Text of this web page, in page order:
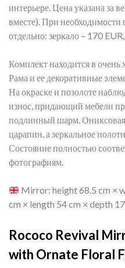
интерьере. Цена указана за
вместе). При
отдельно: зеркало – 170
Комплект находится в
Рама и ее декоративные
На окраске и позолоте
износ, придающий мебели
подлинный шарм. Ониксовая
царапин, а зеркальное
Состояние полностью
фотографиям.
Mirror: height 68.5 cm ×
cm × length 54 cm × depth
Rococo Revival
with Ornate Floral